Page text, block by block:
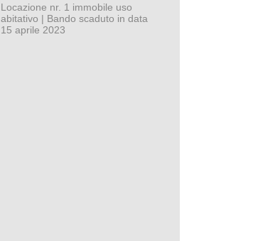
Locazione nr. 1 immobile uso
abitativo | Bando scaduto in data
15 aprile 2023